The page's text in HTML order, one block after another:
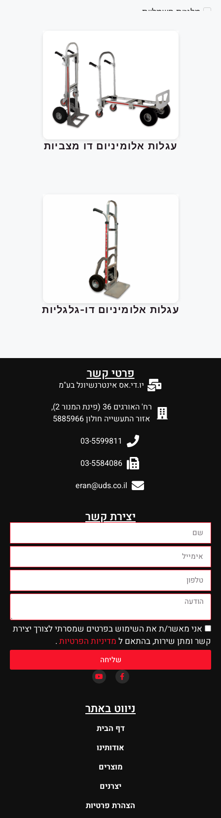
מלגזות חשמליות
מתקני הרמה חשמליים קומפקטיים
עגלות הובלה - EXPRESSO
עגלות הובלה - MAGLINER
עגלות משטח 4 גלגלים
עגלות אלומיניום דו מצביות
עגלות אלומיניום דו-גלגליות
פרטי קשר
יו.די.אס אינטרנשיונל בע"מ
רח' האורגים 36 (פינת המנור 2),
אזור התעשייה חולון 5885966
03-5599811
03-5584086
eran@uds.co.il
יצירת קשר
אני מאשר/ת את השימוש בפרטים שמסרתי לצורך יצירת
קשר ומתן שירות, בהתאם ל מדיניות הפרטיות .
שליחה
ניווט באתר
דף הבית
אודותינו
מוצרים
יצרנים
הצהרת פרטיות